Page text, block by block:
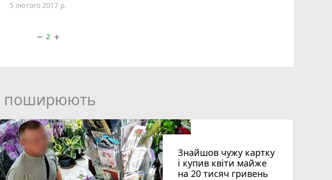
5 лютого 2017 р.
remove 2 add
поширюють
Знайшов чужу картку
і купив квіти майже
на 20 тисяч гривень